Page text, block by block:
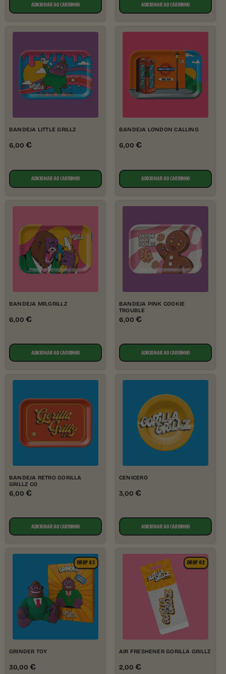
ADICIONAR AO CARRINHO ADICIONAR AO CARRINHO
BANDEJA LITTLE GRILLZ
6,00 €
ADICIONAR AO CARRINHO
BANDEJA LONDON CALLING
6,00 €
ADICIONAR AO CARRINHO
BANDEJA MR.GRILLZ
6,00 €
ADICIONAR AO CARRINHO
BANDEJA PINK COOKIE
TROUBLE
6,00 €
ADICIONAR AO CARRINHO
BANDEJA RETRO GORILLA
GRILLZ CO
6,00 €
ADICIONAR AO CARRINHO
CENICERO
3,00 €
ADICIONAR AO CARRINHO
DROP 03
GRINDER TOY
30,00 €
DROP 02
AIR FRESHENER GORILLA GRILLZ
2,00 €